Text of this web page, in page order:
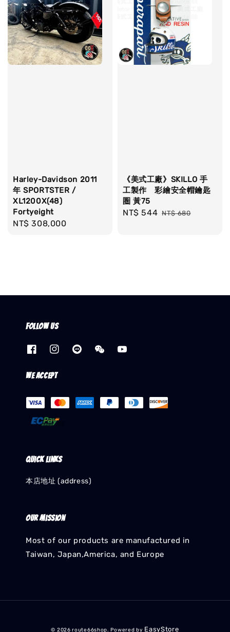
Harley-Davidson 2011
年 SPORTSTER /
XL1200X(48)
Fortyeight
Regular
NT$ 308,000
《美式工廠》SKILLO 手
工製作 彩繪安全帽鑰匙
圏 黃75
Sale
NT$ 544 Regular
NT$ 680
Follow us
We accept
Quick links
本店地址 (address)
Our mission
Most of our products are manufactured in
Taiwan, Japan,America, and Europe
© 2026 route66shop. Powered by EasyStore